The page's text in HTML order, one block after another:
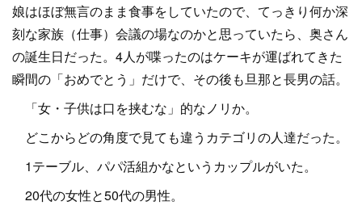
娘はほぼ無言のまま食事をしていたので、てっきり何か深
刻な家族（仕事）会議の場なのかと思っていたら、奥さん
の誕生日だった。4人が喋ったのはケーキが運ばれてきた
瞬間の「おめでとう」だけで、その後も旦那と長男の話。
「女・子供は口を挟むな」的なノリか。
どこからどの角度で見ても違うカテゴリの人達だった。
1テーブル、パパ活組かなというカップルがいた。
20代の女性と50代の男性。